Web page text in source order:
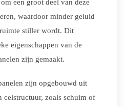
een groot deel van deze
waardoor minder geluid
stiller wordt. Dit
eigenschappen van de
zijn gemaakt.
zijn opgebouwd uit
celstructuur, zoals schuim of